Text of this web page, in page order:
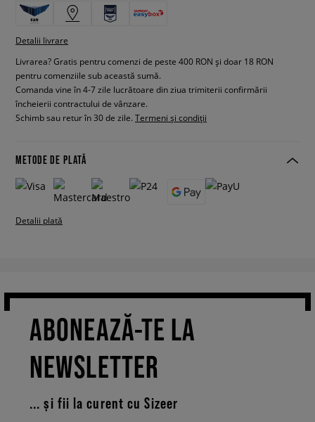
Detalii livrare
Livrarea? Gratis pentru comenzi de peste 400 RON și doar 18 RON
pentru comenziile sub această sumă.
Comanda vine în 4-7 zile lucrătoare din ziua trimiterii confirmării
încheierii contractului de vânzare.
Schimb sau retur în 30 de zile. Termeni și condiții
METODE DE PLATĂ
Detalii plată
ABONEAZĂ-TE LA
NEWSLETTER
... și fii la curent cu Sizeer